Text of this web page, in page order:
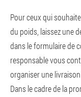
Pour ceux qui
du poids, laissez une
dans le formulaire de
responsable vous
organiser une
Dans le cadre de la